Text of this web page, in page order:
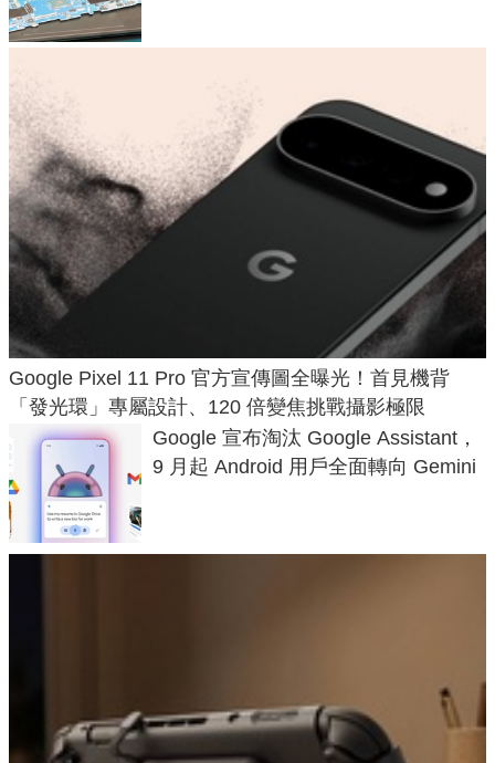
Google Pixel 11 Pro 官方宣傳圖全曝光！首見機背
「發光環」專屬設計、120 倍變焦挑戰攝影極限
Google 宣布淘汰 Google Assistant，
9 月起 Android 用戶全面轉向 Gemini